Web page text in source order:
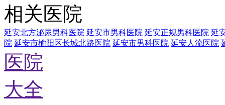
相关医院
延安北方泌尿男科医院 延安市男科医院 延安正规男科医院 延
院 延安市榆阳区长城北路医院 延安市男科医院 延安人流医院
医院
大全